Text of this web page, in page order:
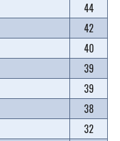
44
42
40
39
39
38
32